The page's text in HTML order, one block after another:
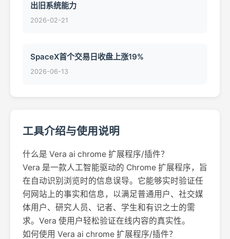
出旧系统能力
2026-02-21
SpaceX首个交易日收盘上涨19%
2026-06-13
工具介绍与使用说明
什么是 Vera ai chrome 扩展程序/插件？
Vera 是一款人工智能驱动的 Chrome 扩展程序，旨
在自动识别浏览时的信息误导。它能够实时验证任
何网站上的事实和信息，以满足普通用户、社交媒
体用户、研究人员、记者、学生和有识之士的需
求。Vera 使用户轻松验证在线内容的真实性。
如何使用 Vera ai chrome 扩展程序/插件？